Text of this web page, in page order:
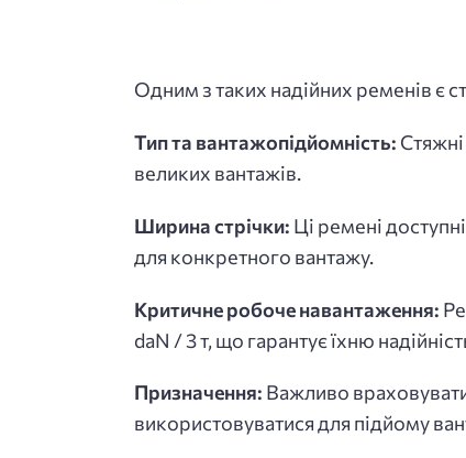
Одним з таких надійних ременів є
Тип та вантажопідйомність:
великих вантажів.
Ширина стрічки: Ці ремені
для конкретного вантажу.
Критичне робоче навантаження:
daN / 3 т, що гарантує їхню
Призначення: Важливо
використовуватися для підйому